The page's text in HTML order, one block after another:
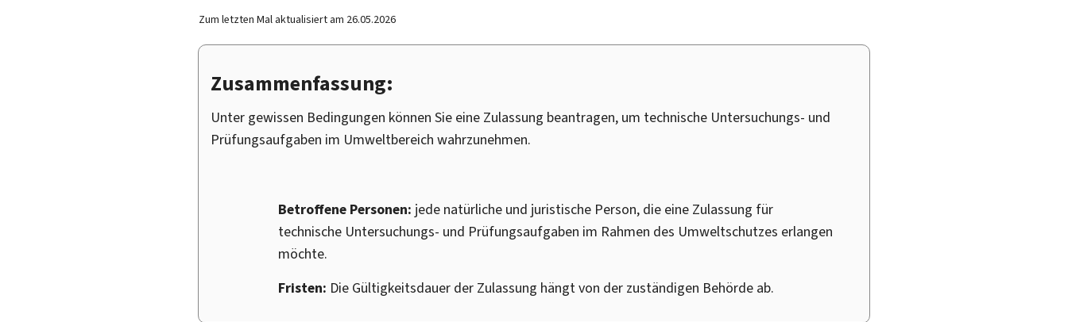
Zum letzten Mal aktualisiert am 26.05.2026
Zusammenfassung:
Unter gewissen Bedingungen können Sie eine Zulassung beantragen, um technische Untersuchungs- und
Prüfungsaufgaben im Umweltbereich wahrzunehmen.
Betroffene Personen: jede natürliche und juristische Person, die eine Zulassung für
technische Untersuchungs- und Prüfungsaufgaben im Rahmen des Umweltschutzes erlangen
möchte.
Fristen: Die Gültigkeitsdauer der Zulassung hängt von der zuständigen Behörde ab.